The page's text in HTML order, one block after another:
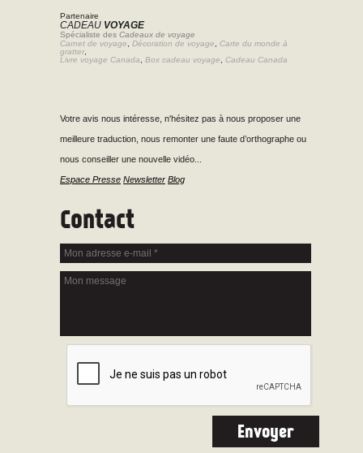
Partenaire
CADEAU VOYAGE
Spécialiste des Cadeaux de voyage
Carnet de voyage, Décoration de voyage, Carte du monde à
gratter,
Livre voyage Canada, Box cadeau voyage, Cadeau Canada
Votre avis nous intéresse, n'hésitez pas à nous proposer une
meilleure traduction, nous remonter une faute d’orthographe ou
nous conseiller une nouvelle vidéo...
Espace Presse Newsletter Blog
Contact
Mon adresse e-mail
Mon message